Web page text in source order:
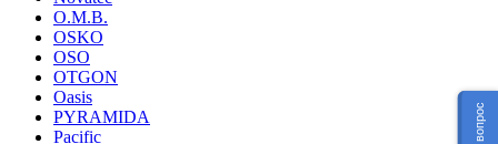
O.M.B.
OSKO
OSO
OTGON
Oasis
PYRAMIDA
Pacific